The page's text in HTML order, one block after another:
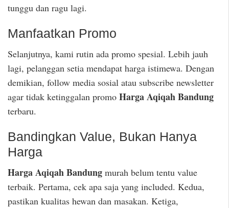
tunggu dan ragu lagi.
Manfaatkan Promo
Selanjutnya, kami rutin ada promo spesial. Lebih jauh
lagi, pelanggan setia mendapat harga istimewa. Dengan
demikian, follow media sosial atau subscribe newsletter
agar tidak ketinggalan promo Harga Aqiqah Bandung
terbaru.
Bandingkan Value, Bukan Hanya
Harga
Harga Aqiqah Bandung murah belum tentu value
terbaik. Pertama, cek apa saja yang included. Kedua,
pastikan kualitas hewan dan masakan. Ketiga,